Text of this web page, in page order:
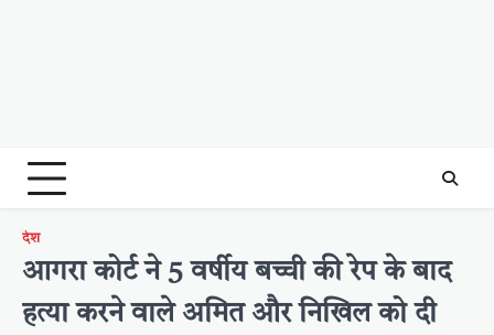
देश
आगरा कोर्ट ने 5 वर्षीय बच्ची की रेप के बाद
हत्या करने वाले अमित और निखिल को दी